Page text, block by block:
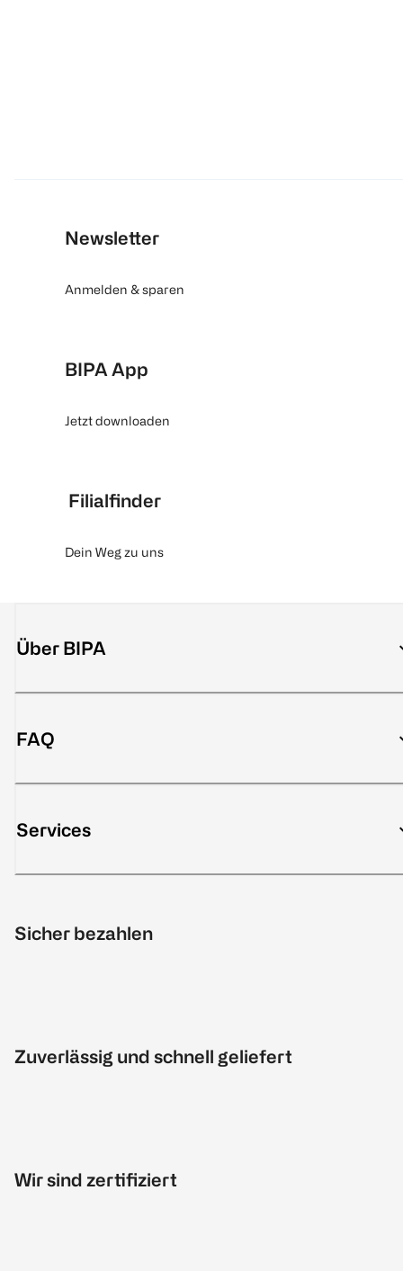
Newsletter
Anmelden & sparen
BIPA App
Jetzt downloaden
Filialfinder
Dein Weg zu uns
Über BIPA
FAQ
Services
Sicher bezahlen
Zuverlässig und schnell geliefert
Wir sind zertifiziert